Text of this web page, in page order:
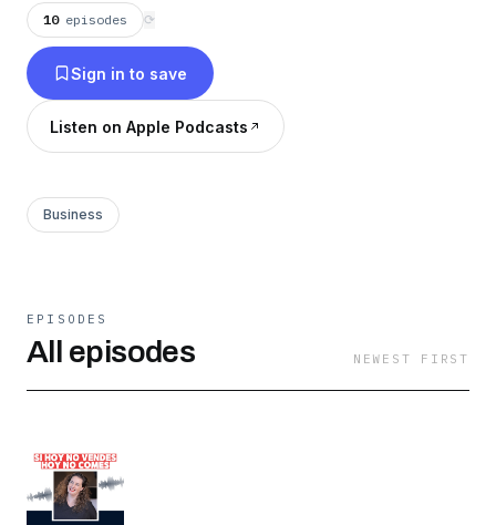
para pasar a la acción. Con entrevistas cada
domingo de grandes vendedores. Aprende de
los mejores y pasa a la acción. No te pierdas
nada y regístrate en www.rosamontana.com Y
si quieres tener estrategia en tus ventas y saber
Ventas:
https://compras.merinomontana.com/montana-
10 episodes ⟳
Sign in to save
Listen on Apple Podcasts
Business
EPISODES
All episodes NEWEST FIRST